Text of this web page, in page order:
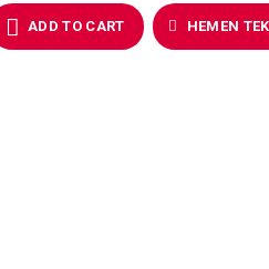
ADD TO CART HEMEN